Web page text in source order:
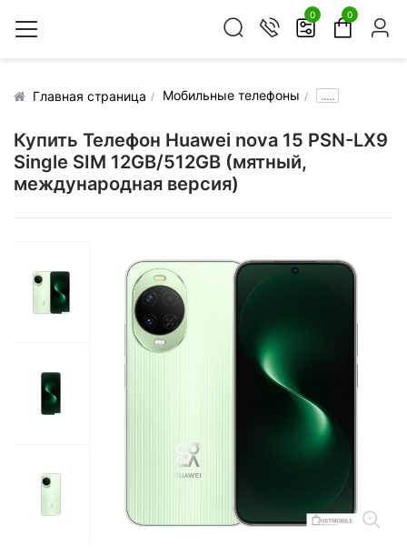
0 0
Главная страница Мобильные телефоны .....
Купить Телефон Huawei nova 15 PSN-LX9
Single SIM 12GB/512GB (мятный,
международная версия)